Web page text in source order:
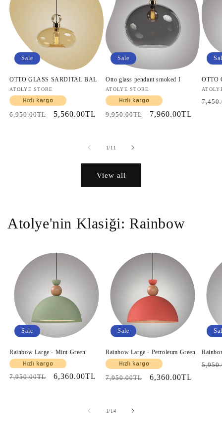
Sale
OTTO GLASS SARDITAL BAL
Vendor:
ATOLYE STORE
Hızlı kargo
Regular
6,950.00TL
Sale
5,560.00TL
Sale
Otto glass pendant smoked I
Vendor:
ATOLYE STORE
Hızlı kargo
Regular
9,950.00TL
Sale
7,960.00TL
OTTO
1/of
11
View all
Atolye'nin Klasiği: Rainbow
Sale
Rainbow Large - Mint Green
Hızlı kargo
Regular
7,950.00TL
Sale
6,360.00TL
Sale
Rainbow Large - Petroleum Green
Hızlı kargo
Regular
7,950.00TL
Sale
6,360.00TL
1/of
14